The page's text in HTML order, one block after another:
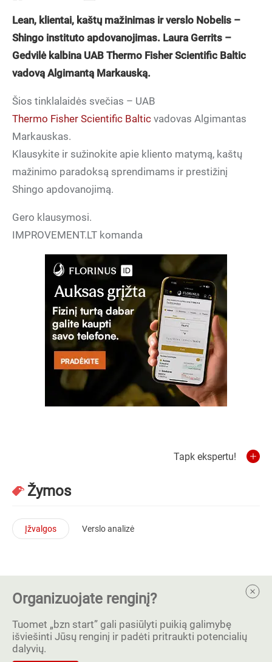
Lean, klientai, kaštų mažinimas ir verslo Nobelis –
Shingo instituto apdovanojimas. Laura Gerrits –
Gedvilė kalbina UAB Thermo Fisher Scientific Baltic
vadovą Algimantą Markauską.
Šios tinklalaidės svečias – UAB
Thermo Fisher Scientific Baltic vadovas Algimantas
Markauskas.
Klausykite ir sužinokite apie kliento matymą, kaštų
mažinimo paradoksą sprendimams ir prestižinį
Shingo apdovanojimą.
Gero klausymosi.
IMPROVEMENT.LT komanda
Tapk ekspertu!
Žymos
Įžvalgos Verslo analizė
Organizuojate renginį?
Tuomet „bzn start” gali pasiūlyti puikią galimybę
išviešinti Jūsų renginį ir padėti pritraukti potencialių
dalyvių.